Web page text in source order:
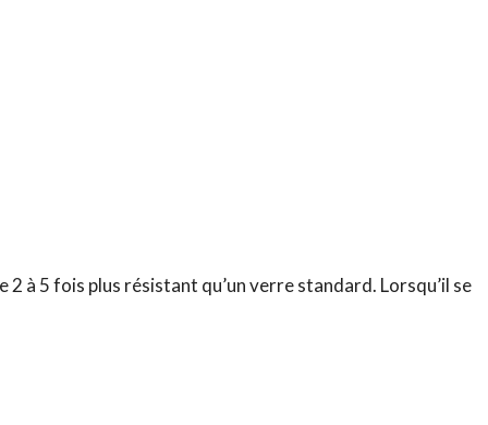
à 5 fois plus résistant qu’un verre standard. Lorsqu’il se